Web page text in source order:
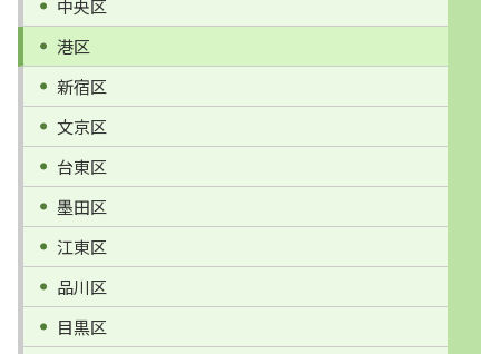
中央区
港区
新宿区
文京区
台東区
墨田区
江東区
品川区
目黒区